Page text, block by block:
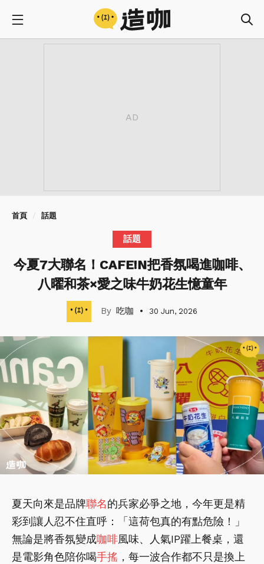
首頁 話題
話題
今夏7大聯名！CAFE!N把香氛喝進咖啡、
八曜和茶×愛之味牛奶花生憶童年
吃咖 30 Jun, 2026
夏天向來是品牌聯名的兵家必爭之地，今年更是精
彩到讓人忍不住直呼：「這荷包真的有點危險！」
無論是將香氛變成咖啡風味、人氣IP躍上餐桌，還
是電影角色陪你喝手搖 ，每一波合作都不只是換上